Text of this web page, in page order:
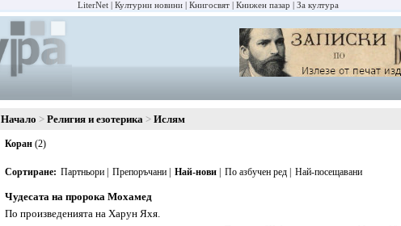
LiterNet Културни новини Книгосвят Книжен пазар За култура
Начало Религия и езотерика Ислям
Коран (2)
Сортиране Партньори Препоръчани Най-нови По азбучен ред Най-посещавани
Чудесата на пророка Мохамед
По произведенията на Харун Яхя.